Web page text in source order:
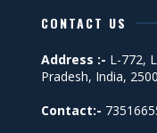
CONTACT US
Address :- L-772,
Pradesh, India,
Contact:-